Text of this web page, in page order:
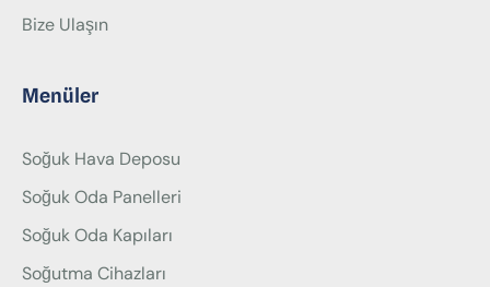
Bize Ulaşın
Menüler
Soğuk Hava Deposu
Soğuk Oda Panelleri
Soğuk Oda Kapıları
Soğutma Cihazları